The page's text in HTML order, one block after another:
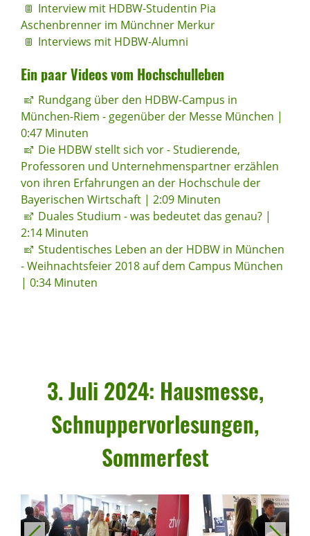
Interview mit HDBW-Studentin Pia
Aschenbrenner im Münchner Merkur
Interviews mit HDBW-Alumni
Ein paar Videos vom Hoch­schul­leben
Rundgang über den HDBW-Campus in
München-Riem - gegenüber der Messe München |
0:47 Minuten
Die HDBW stellt sich vor - Studierende,
Professoren und Unternehmenspartner erzählen
von ihren Erfahrungen an der Hochschule der
Bayerischen Wirtschaft | 2:09 Minuten
Duales Studium - was bedeutet das genau? |
2:14 Minuten
Studentisches Leben an der HDBW in München
- Weihnachtsfeier 2018 auf dem Campus München
| 0:34 Minuten
3. Juli 2024: Haus­messe,
Schnup­per­vor­le­sungen,
Sommer­fest